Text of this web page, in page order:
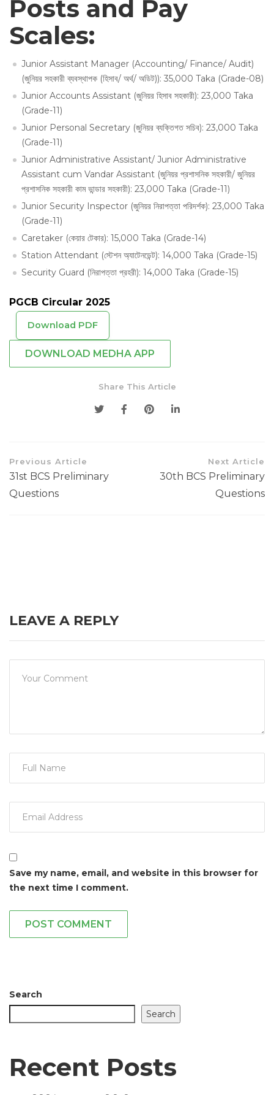
Posts and Pay
Scales:
Junior Assistant Manager (Accounting/ Finance/ Audit)
(জুনিয়র সহকারী ব্যবস্থাপক (হিসাব/ অর্থ/ অডিট)): 35,000 Taka (Grade-08)
Junior Accounts Assistant (জুনিয়র হিসাব সহকারী): 23,000 Taka
(Grade-11)
Junior Personal Secretary (জুনিয়র ব্যক্তিগত সচিব): 23,000 Taka
(Grade-11)
Junior Administrative Assistant/ Junior Administrative
Assistant cum Vandar Assistant (জুনিয়র প্রশাসনিক সহকারী/ জুনিয়র
প্রশাসনিক সহকারী কাম ভান্ডার সহকারী): 23,000 Taka (Grade-11)
Junior Security Inspector (জুনিয়র নিরাপত্তা পরিদর্শক): 23,000 Taka
(Grade-11)
Caretaker (কেয়ার টেকার): 15,000 Taka (Grade-14)
Station Attendant (স্টেশন অ্যাটেনডেন্ট): 14,000 Taka (Grade-15)
Security Guard (নিরাপত্তা প্রহরী): 14,000 Taka (Grade-15)
PGCB Circular 2025
Download PDF
DOWNLOAD MEDHA APP
Share This Article
Previous Article
31st BCS Preliminary
Questions
Next Article
30th BCS Preliminary
Questions
LEAVE A REPLY
Save my name, email, and website in this browser for
the next time I comment.
POST COMMENT
Search
Search
Recent Posts